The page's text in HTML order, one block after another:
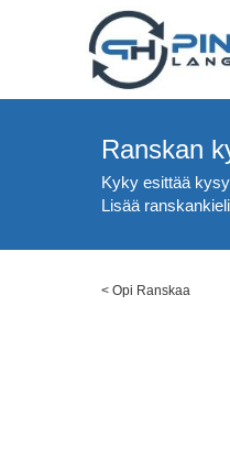
Ranskan
Kyky esittää
Lisää
< Opi Ranskaa